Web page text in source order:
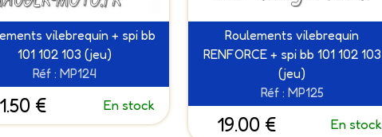
vilebrequin + spi bb
101 102 103 (jeu)
Réf : MP124
€ En stock
Roulements vilebrequin
RENFORCE + spi bb 101 102 103
(jeu)
Réf : MP125
19.00 € En stock